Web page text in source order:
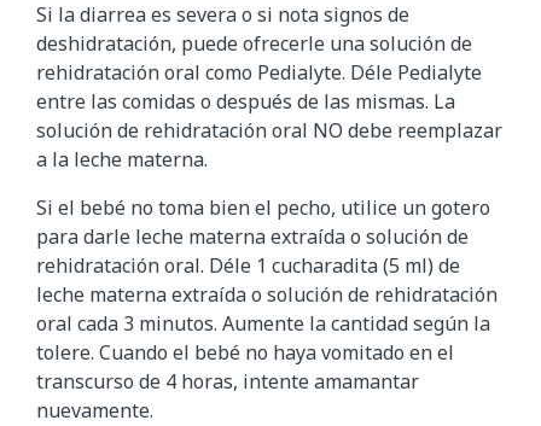
Si la diarrea es severa o si nota signos de
deshidratación, puede ofrecerle una solución de
rehidratación oral como Pedialyte. Déle Pedialyte
entre las comidas o después de las mismas. La
solución de rehidratación oral NO debe reemplazar
a la leche materna.
Si el bebé no toma bien el pecho, utilice un gotero
para darle leche materna extraída o solución de
rehidratación oral. Déle 1 cucharadita (5 ml) de
leche materna extraída o solución de rehidratación
oral cada 3 minutos. Aumente la cantidad según la
tolere. Cuando el bebé no haya vomitado en el
transcurso de 4 horas, intente amamantar
nuevamente.